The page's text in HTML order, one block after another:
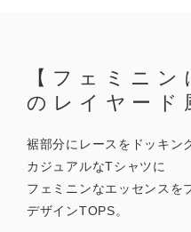
【フェミニ
のレイヤード
裾部分にレースをドッキン
カジュアルなTシャツに
フェミニンなエッセンスを
デザインTOPS。